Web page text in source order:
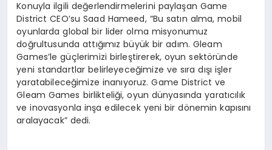
Konuyla ilgili değerlendirmelerini paylaşan Game
District CEO’su Saad Hameed, “Bu satın alma, mobil
oyunlarda global bir lider olma misyonumuz
doğrultusunda attığımız büyük bir adım. Gleam
Games’le güçlerimizi birleştirerek, oyun sektöründe
yeni standartlar belirleyeceğimize ve sıra dışı işler
yaratabileceğimize inanıyoruz. Game District ve
Gleam Games birlikteliği, oyun dünyasında yaratıcılık
ve inovasyonla inşa edilecek yeni bir dönemin kapısını
aralayacak” dedi.